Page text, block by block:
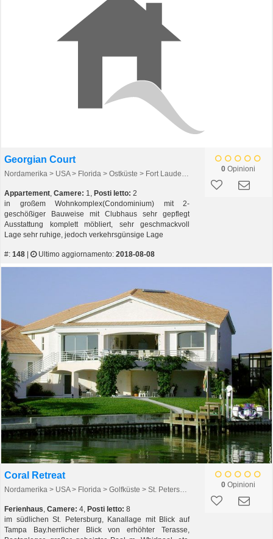
Georgian Court
Nordamerika > USA > Florida > Ostküste > Fort Lauderdale > Fort Lauderdale
Appartement, Camere: 1, Posti letto: 2
in großem Wohnkomplex(Condominium) mit 2-
geschößiger Bauweise mit Clubhaus sehr gepflegt
Ausstattung komplett möbliert, sehr geschmackvoll
Lage sehr ruhige, jedoch verkehrsgünsige Lage
#: 148 Ultimo aggiornamento: 2018-08-08
0 Opinioni
Coral Retreat
Nordamerika > USA > Florida > Golfküste > St. Petersburg > Tierra Verde
Ferienhaus, Camere: 4, Posti letto: 8
im südlichen St. Petersburg, Kanallage mit Blick auf
Tampa Bay.herrlicher Blick von erhöhter Terasse,
0 Opinioni